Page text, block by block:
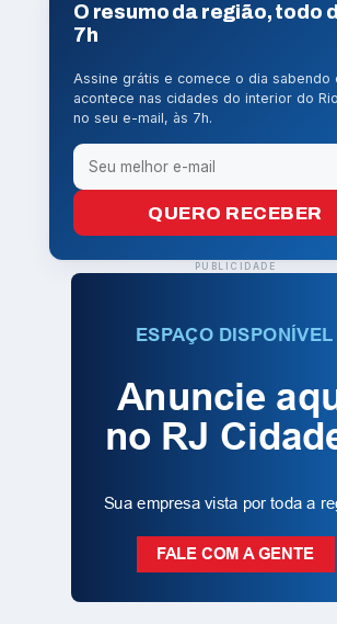
O resumo da região, todo
7h
Assine grátis e comece o dia sabendo
acontece nas cidades do interior do
no seu e-mail, às 7h.
QUERO RECEBER
PUBLICIDADE